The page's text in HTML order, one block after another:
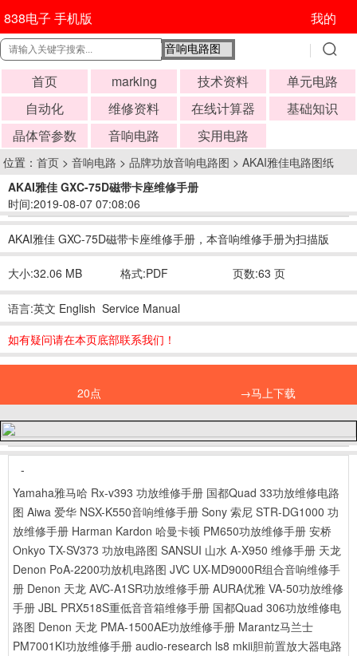
838电子 手机版 我的
首页 marking 技术资料
单元电路
自动化
维修资料 在线计算器
基础知识
晶体管参数
音响电路 实用电路
位置： 首页 > 音响电路 > 品牌功放音响电路图 > AKAI雅佳电路图纸
AKAI雅佳 GXC-75D磁带卡座维修手册
时间:2019-08-07 07:08:06
AKAI雅佳 GXC-75D磁带卡座维修手册，本音响维修手册为扫描版
大小:32.06 MB 格式:PDF 页数:63 页
语言:英文 English Service Manual
如有疑问请在本页底部联系我们！
20点 →马上下载
-
Yamaha雅马哈 Rx-v393 功放维修手册 国都Quad 33功放维修电路
图 Aiwa 爱华 NSX-K550音响维修手册 Sony 索尼 STR-DG1000 功
放维修手册 Harman Kardon 哈曼卡顿 PM650功放维修手册 安桥
Onkyo TX-SV373 功放电路图 SANSUI 山水 A-X950 维修手册 天龙
Denon PoA-2200功放机电路图 JVC UX-MD9000R组合音响维修手
册 Denon 天龙 AVC-A1SR功放维修手册 AURA优雅 VA-50功放维修
手册 JBL PRX518S重低音音箱维修手册 国都Quad 306功放维修电
路图 Denon 天龙 PMA-1500AE功放维修手册 Marantz马兰士
PM7001KI功放维修手册 audio-research ls8 mkii胆前置放大器电路